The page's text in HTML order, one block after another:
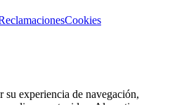
Cookies
experiencia de navegación,